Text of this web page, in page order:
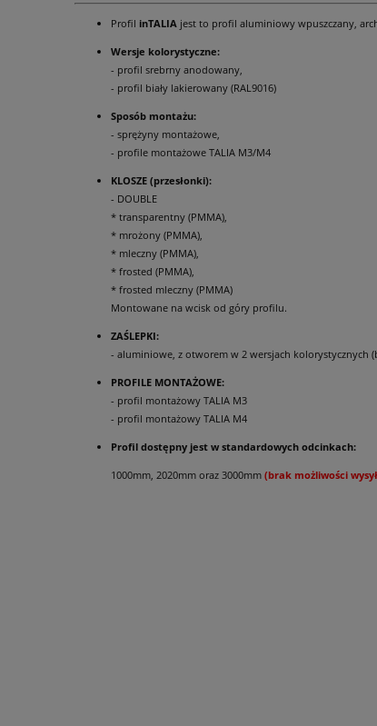
Profil inTALIA jest to profil aluminiowy wpuszczany,
Wersje kolorystyczne:
- profil srebrny anodowany,
- profil biały lakierowany (RAL9016)
Sposób montażu:
- sprężyny montażowe,
- profile montażowe TALIA M3/M4
KLOSZE (przesłonki):
- DOUBLE
* transparentny (PMMA),
* mrożony (PMMA),
* mleczny (PMMA),
* frosted (PMMA),
* frosted mleczny (PMMA)
Montowane na wcisk od góry profilu.
ZAŚLEPKI:
- aluminiowe, z otworem w 2 wersjach kolorystycznych
PROFILE MONTAŻOWE:
- profil montażowy TALIA M3
- profil montażowy TALIA M4
Profil dostępny jest w standardowych odcinkach:
1000mm, 2020mm oraz 3000mm (brak możliwości